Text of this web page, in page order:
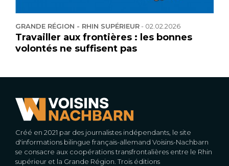
GRANDE RÉGION - RHIN SUPÉRIEUR- 02.02.2026
Travailler aux frontières : les bonnes
volontés ne suffisent pas
Créé en 2021 par des journalistes indépendants, le site
d'informations bilingue français-allemand Voisins-Nachbarn
se consacre aux coopérations transfrontalières entre le Rhin
supérieur et la Grande Région. Trois éditions